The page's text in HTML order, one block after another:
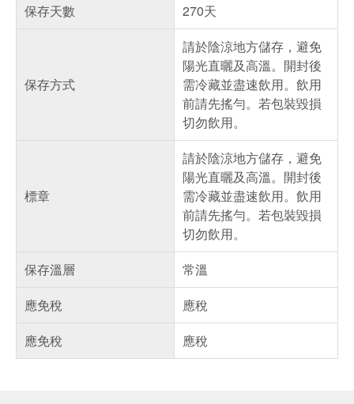
保存天數
270天
保存方式
請於陰涼地方儲存，避免
陽光直曬及高溫。開封後
需冷藏並盡速飲用。飲用
前請先搖勻。若包裝毀損
切勿飲用。
標章
請於陰涼地方儲存，避免
陽光直曬及高溫。開封後
需冷藏並盡速飲用。飲用
前請先搖勻。若包裝毀損
切勿飲用。
保存溫層
常溫
應免稅
應稅
應免稅
應稅